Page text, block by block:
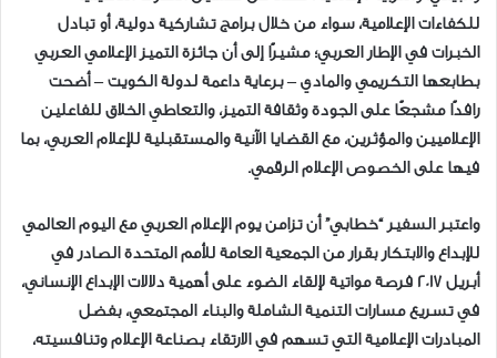
للكفاءات الإعلامية، سواء من خلال برامج تشاركية دولية، أو تبادل
الخبرات في الإطار العربي؛ مشيرًا إلى أن جائزة التميز الإعلامي العربي
بطابعها التكريمي والمادي – برعاية داعمة لدولة الكويت – أضحت
رافدًا مشجعًا على الجودة وثقافة التميز، والتعاطي الخلاق للفاعلين
الإعلاميين والمؤثرين، مع القضايا الآنية والمستقبلية للإعلام العربي، بما
فيها على الخصوص الإعلام الرقمي.
واعتبر السفير “خطابي” أن تزامن يوم الإعلام العربي مع اليوم العالمي
للإبداع والابتكار بقرار من الجمعية العامة للأمم المتحدة الصادر في
أبريل 2017 فرصة مواتية لإلقاء الضوء على أهمية دلالات الإبداع الإنساني،
في تسريع مسارات التنمية الشاملة والبناء المجتمعي، بفضل
المبادرات الإعلامية التي تسهم في الارتقاء بصناعة الإعلام وتنافسيته،